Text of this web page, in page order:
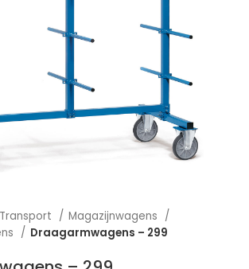
vergroten
Magazijnwagens
Draagarmwagens – 299